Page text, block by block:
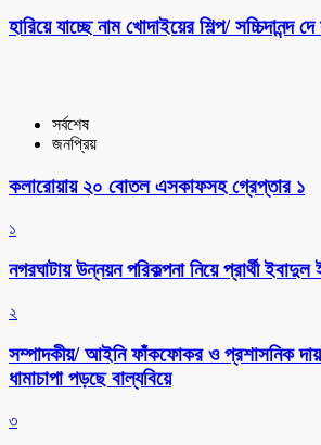
হারিয়ে যাচ্ছে নাম খোদাইয়ের শিল্প/ সচ্চিদানন্দ
সর্বশেষ
জনপ্রিয়
কলারোয়ায় ২০ বোতল এসকাফসহ গ্রেপ্তার ১
১
নগরঘাটায় উন্নয়ন পরিকল্পনা নিয়ে প্রার্থী
২
সম্পাদকীয়/ আইনি ফাঁকফোকর ও প্রশাসনিক
ধামাচাপা পড়ছে বাল্যবিয়ে
৩